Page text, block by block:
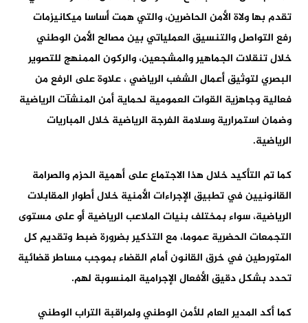
تقدم بها ولاة الأمن الحاضرين، والتي همت أساسا ميكانيزمات
رفع التواصل والتنسيق العملياتي بين مصالح الأمن الوطني
خلال تنقلات الجماهير والمشجعين، والركون الممنهج للتصوير
البصري لتوثيق أعمال الشغب الرياضي ، علاوة على الرفع من
فعالية وجاهزية القوات العمومية لحماية أمن المنشآت الرياضية
وضمان استمرارية وسلامة الفرجة الرياضية خلال المباريات
الرياضية.
كما تم التأكيد خلال هذا الاجتماع على أهمية الحزم والصرامة
القانونيين في تطبيق الإجراءات الأمنية خلال أطوار المقابلات
الرياضية، سواء بمختلف بنيات الملاعب الرياضية أو على مستوى
التجمعات الحضرية عموما، مع التذكير بضرورة ضبط وتقديم كل
المتورطين في خرق القانون أمام القضاء بموجب مساطر قضائية
تحدد بشكل دقيق الأفعال الإجرامية المنسوبة لهم.
كما أكد المدير العام للأمن الوطني ولمراقبة التراب الوطني